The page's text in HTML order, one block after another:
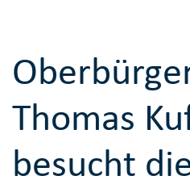
Thomas
besucht